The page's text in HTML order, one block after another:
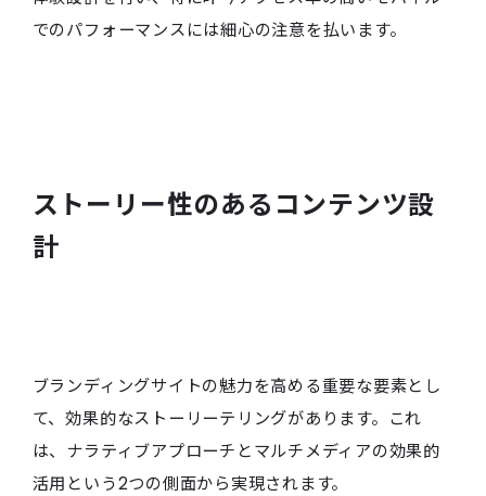
でのパフォーマンスには細心の注意を払います。
ストーリー性のあるコンテンツ設
計
ブランディングサイトの魅力を高める重要な要素とし
て、効果的なストーリーテリングがあります。これ
は、ナラティブアプローチとマルチメディアの効果的
活用という2つの側面から実現されます。